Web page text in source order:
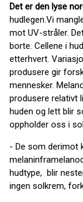
Det er den lyse
hudlegen.Vi
mot UV-stråler.
borte. Cellene i
etterhvert.
produsere gir
mennesker.
produsere relativt
huden og lett blir
oppholder oss i
- De som derimot
hudtype, blir
ingen solkrem,